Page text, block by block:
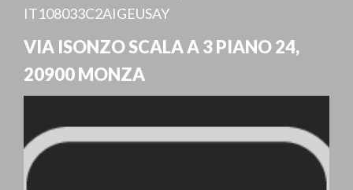
IT108033C2AIGEUSAY
VIA ISONZO SCALA A 3 PIANO 24,
20900MONZA